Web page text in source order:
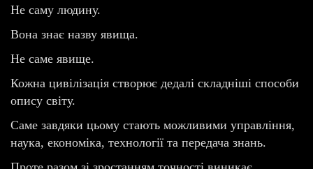
Не саму людину.
Вона знає назву явища.
Не саме явище.
Кожна цивілізація створює дедалі складніші способи
опису світу.
Саме завдяки цьому стають можливими управління,
наука, економіка, технології та передача знань.